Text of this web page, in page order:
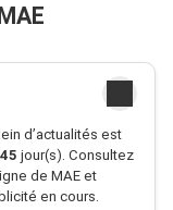
d’actualités est
jour(s). Consultez
de MAE et
en cours.